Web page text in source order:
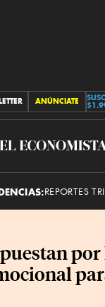
ANÚNCIATE
El
REPORTES
por